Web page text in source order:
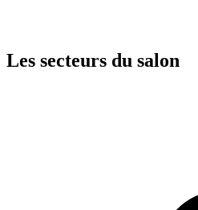
Les secteurs du salon